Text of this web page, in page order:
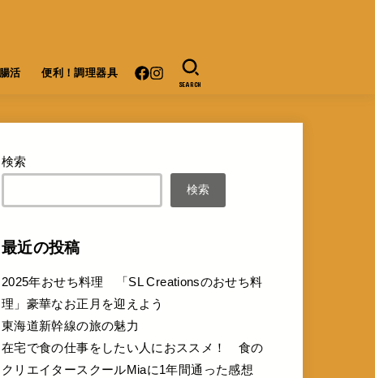
腸活 便利！調理器具
SEARCH
検索
検索
最近の投稿
2025年おせち料理 「SL Creationsのおせち料
理」豪華なお正月を迎えよう
東海道新幹線の旅の魅力
在宅で食の仕事をしたい人におススメ！ 食の
クリエイタースクールMiaに1年間通った感想